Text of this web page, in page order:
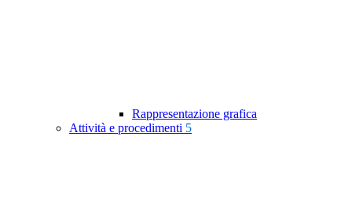
Rappresentazione grafica
Attività e procedimenti 5